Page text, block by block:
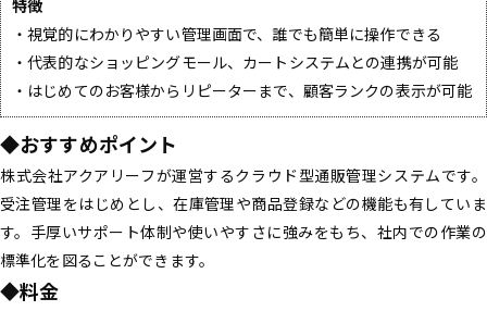
特徴
・視覚的にわかりやすい管理画面で、誰でも簡単に操作できる
・代表的なショッピングモール、カートシステムとの連携が可能
・はじめてのお客様からリピーターまで、顧客ランクの表示が可能
◆おすすめポイント
株式会社アクアリーフが運営するクラウド型通販管理システムです。
受注管理をはじめとし、在庫管理や商品登録などの機能も有していま
す。手厚いサポート体制や使いやすさに強みをもち、社内での作業の
標準化を図ることができます。
◆料金